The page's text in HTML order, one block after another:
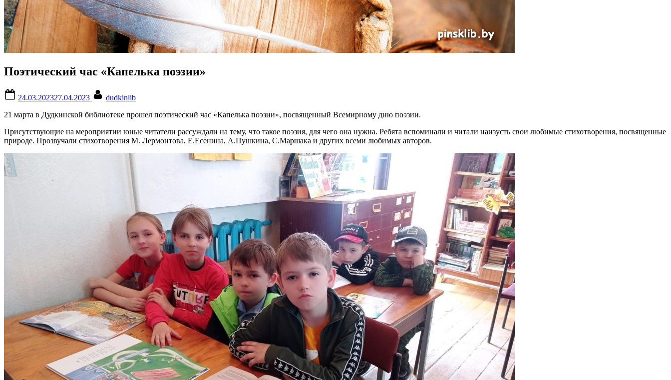
Поэтический час «Капелька поэзии»
on
24.03.202327.04.2023
dudkinlib
21 марта в Дудкинской библиотеке прошел поэтический час «Капелька поэзии», посвященный Всемирному дню поэзии.
Присутствующие на мероприятии юные читатели рассуждали на тему, что такое поэзия, для чего она нужна. Ребята вспоминали и читали наизусть свои любимые стихотворения, посвященные
природе. Прозвучали стихотворения М. Лермонтова, Е.Есенина, А.Пушкина, С.Маршака и других всеми любимых авторов.